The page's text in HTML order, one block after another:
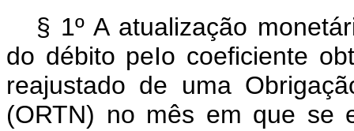
§ 1º A atualização
do débito peIo coeficiente
reajustado de uma
(ORTN) no mês em que se